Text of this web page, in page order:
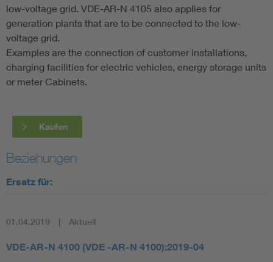
low-voltage grid. VDE-AR-N 4105 also applies for
generation plants that are to be connected to the low-
voltage grid.
Examples are the connection of customer installations,
charging facilities for electric vehicles, energy storage units
or meter Cabinets.
Kaufen
Beziehungen
Ersatz für:
01.04.2019 Aktuell
VDE-AR-N 4100 (VDE -AR-N 4100):2019-04